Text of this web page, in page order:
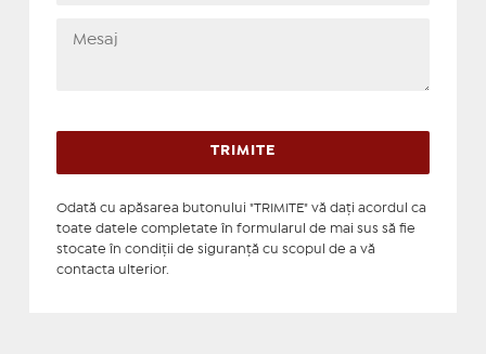
Odată cu apăsarea butonului "TRIMITE" vă daţi acordul ca
toate datele completate în formularul de mai sus să fie
stocate în condiţii de siguranţă cu scopul de a vă
contacta ulterior.